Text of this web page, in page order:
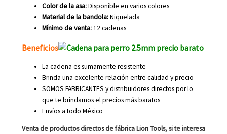
Color de la asa:Disponible en varios colores
Material de la bandola:Niquelada
Mínimo de venta:12 cadenas
Beneficios
La cadena es sumamente resistente
Brinda una excelente relación entre calidad y precio
SOMOS FABRICANTES y distribuidores directos por lo
que te brindamos el precios más baratos
Envíos a todo México
Venta de productos directos de fábrica Lion Tools, si te interesa